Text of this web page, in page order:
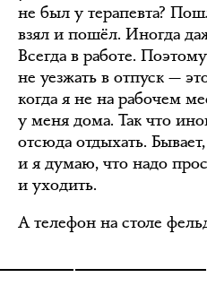
не был у терапевта?
взял и пошёл. Иногда
Всегда в работе.
не уезжать в отпуск —
когда я не на рабочем
у меня дома. Так что
отсюда отдыхать.
и я думаю, что надо
и уходить.
А телефон на столе